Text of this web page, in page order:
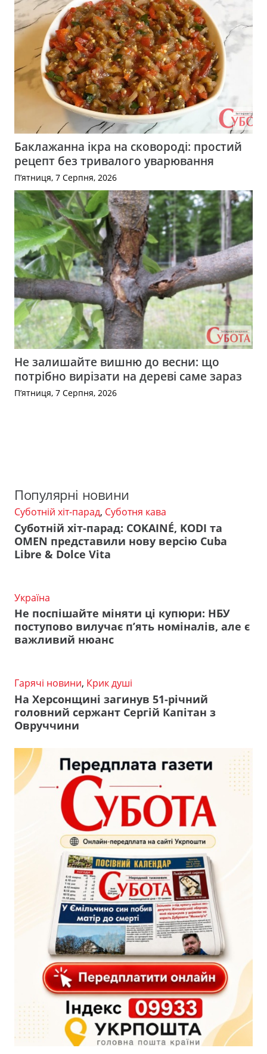
Баклажанна ікра на сковороді: простий
рецепт без тривалого уварювання
П’ятниця, 7 Серпня, 2026
Не залишайте вишню до весни: що
потрібно вирізати на дереві саме зараз
П’ятниця, 7 Серпня, 2026
Популярні новини
Суботній хіт-парад, Суботня кава
Суботній хіт-парад: COKAINÉ, KODI та
OMEN представили нову версію Cuba
Libre & Dolce Vita
Україна
Не поспішайте міняти ці купюри: НБУ
поступово вилучає п’ять номіналів, але є
важливий нюанс
Гарячі новини, Крик душі
На Херсонщині загинув 51-річний
головний сержант Сергій Капітан з
Овруччини